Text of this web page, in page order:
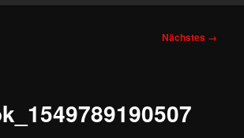
Nächstes →